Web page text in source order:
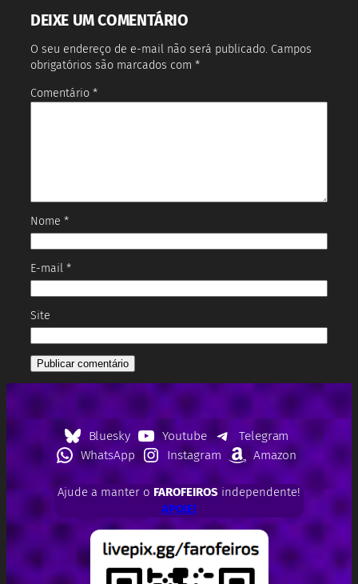
DEIXE UM COMENTÁRIO
O seu endereço de e-mail não será publicado. Campos
obrigatórios são marcados com *
Comentário *
Nome *
E-mail *
Site
Bluesky Youtube
Telegram
WhatsApp
Instagram Amazon
Ajude a manter o FAROFEIROSindependente!
APOIE!